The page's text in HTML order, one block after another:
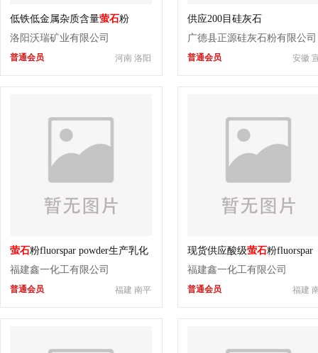
低铁低金属杂质含量萤石粉
洛阳沃瑞矿业有限公司
河南 洛阳
普通会员
供应200目硅灰石
广德县正源硅灰石粉有限公司
安徽
普通会员
萤石粉fluorspar powder生产乳化
玻璃原料用
福建鑫一化工有限公司
福建 南平
普通会员
现货供应酸级萤石粉fluorspar
powder是生产人造冰晶石的
福建鑫一化工有限公司
福建
普通会员